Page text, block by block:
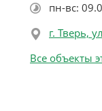
пн-вс:
г. Тверь,
Все объекты